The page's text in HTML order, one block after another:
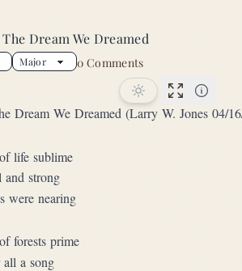
Dream We Dreamed
0 Comments
Dream We Dreamed (Larry W. Jones 04/
life sublime
and strong
were nearing
forests prime
a song